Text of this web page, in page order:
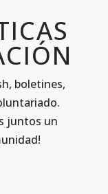
boletines,
juntos un